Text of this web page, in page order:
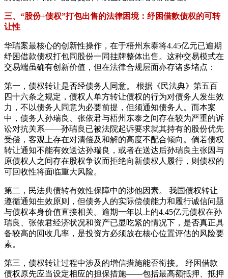
三、“股份+债权”打包出售的法律困境：纾困借款债权的可转
让性
华瑞案最核心的创新性操作，在于梧州东泰将4.45亿元已逾期
纾困借款债权打包同股份一同挂牌整体出售。这种交易模式在
交易端虽确有创新价值，但在法律合规层面亦存诸多堵点：
第一，债权转让是否经债务人同意。 根据《民法典》第五百
四十六条之规定，债权人单方转让债权的行为对债务人发生效
力，不以债务人同意为必要前提，但须通知债务人。而本案
中，债务人孙瑞良、张依君与梧州东泰之间存在较为严重的诉
讼对抗关系——孙瑞良已被法院起诉要求就其持有的股份优先
受偿，客观上存在对清偿及和解的高度不配合倾向。倘若债权
转让通知不能有效送达孙瑞良，或者在送达后孙瑞良主张因与
原债权人之间存在股权争议而拒绝向新债权人履行，则债权的
可回收性将面临重大风险。
第二，民法典债转有效性保障中的涉他因素。 我国债权转让
遵循通知生效原则，但债务人的实际偿债能力和履行诚信问题
与债权本身价值直接相关。逾期一年以上的4.45亿元债权在孙
瑞良、张依君经济状况和资产已显吃紧的情况下，是否真正具
备较高的回收几率，是投资方必须放在核心位置评估的风险要
素。
第三，债权转让过程中涉及的增信措施能否衔接。 纾困借款
债权原先应当设定相应的担保措施——包括最高额抵押、抵押